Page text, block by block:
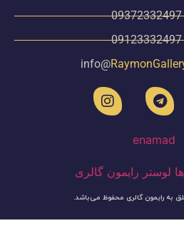
09372332497
09123332497
info@
به رایمون گالری محفوظ می‌باشد.